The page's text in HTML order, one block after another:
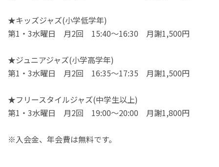
★キッズジャズ(小学低学年)
第1・3水曜日 月2回 15:40～16:30 月謝1,500円
★ジュニアジャズ(小学高学年)
第1・3水曜日 月2回 16:35～17:35 月謝1,500円
★フリースタイルジャズ(中学生以上)
第1・3水曜日 月2回 19:00～20:00 月謝1,800円
※入会金、年会費は無料です。